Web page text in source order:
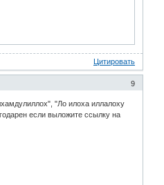
Цитировать
9
"Ло илоха иллалоху
если выложите ссылку на